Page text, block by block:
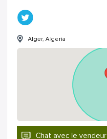
Alger, Algeria
Chat avec le vendeur